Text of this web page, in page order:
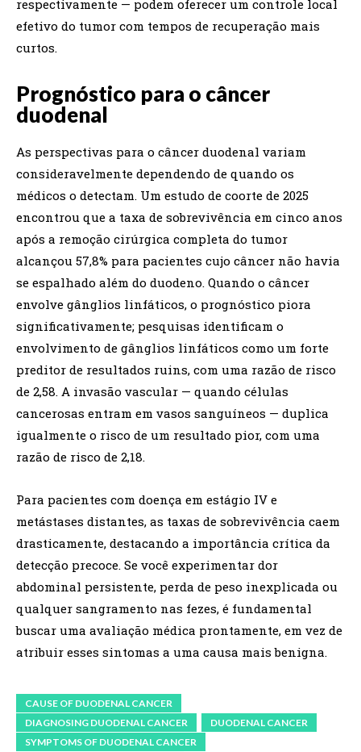
respectivamente — podem oferecer um controle local
efetivo do tumor com tempos de recuperação mais
curtos.
Prognóstico para o câncer
duodenal
As perspectivas para o câncer duodenal variam
consideravelmente dependendo de quando os
médicos o detectam. Um estudo de coorte de 2025
encontrou que a taxa de sobrevivência em cinco anos
após a remoção cirúrgica completa do tumor
alcançou 57,8% para pacientes cujo câncer não havia
se espalhado além do duodeno. Quando o câncer
envolve gânglios linfáticos, o prognóstico piora
significativamente; pesquisas identificam o
envolvimento de gânglios linfáticos como um forte
preditor de resultados ruins, com uma razão de risco
de 2,58. A invasão vascular — quando células
cancerosas entram em vasos sanguíneos — duplica
igualmente o risco de um resultado pior, com uma
razão de risco de 2,18.
Para pacientes com doença em estágio IV e
metástases distantes, as taxas de sobrevivência caem
drasticamente, destacando a importância crítica da
detecção precoce. Se você experimentar dor
abdominal persistente, perda de peso inexplicada ou
qualquer sangramento nas fezes, é fundamental
buscar uma avaliação médica prontamente, em vez de
atribuir esses sintomas a uma causa mais benigna.
CAUSE OF DUODENAL CANCER
DIAGNOSING DUODENAL CANCER
DUODENAL CANCER
SYMPTOMS OF DUODENAL CANCER